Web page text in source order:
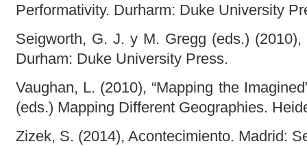
Performativity. Durharm: Duke University
Seigworth, G. J. y M. Gregg (eds.)
Durham: Duke University Press.
Vaughan, L. (2010), “Mapping the
(eds.) Mapping Different Geographies.
Zizek, S. (2014), Acontecimiento. Madrid: